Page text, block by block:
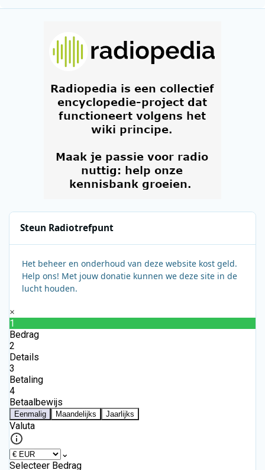
Steun Radiotrefpunt
Het beheer en onderhoud van deze website kost geld.
Help ons! Met jouw donatie kunnen we deze site in de
lucht houden.